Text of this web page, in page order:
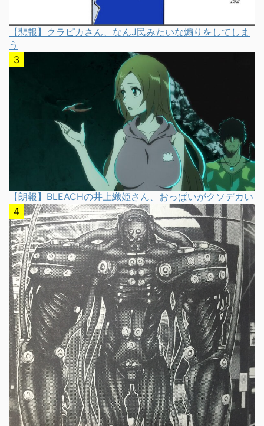
【悲報】クラピカさん、なんJ民みたいな煽りをしてしま
う
【朗報】BLEACHの井上織姫さん、おっぱいがクソデカい